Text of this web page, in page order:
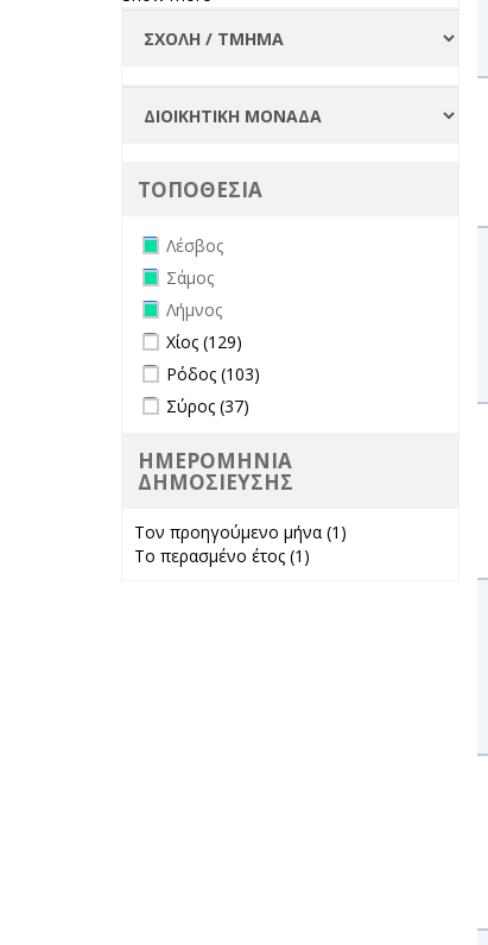
ΤΟΠΟΘΕΣΙΑ
Remove Λέσβος filter
Λέσβος
Remove Σάμος filter
Σάμος
Remove Λήμνος filter
Λήμνος
Apply Χίος filter
Χίος (129)
Apply Ρόδος filter
Ρόδος (103)
Apply Σύρος filter
Σύρος (37)
ΗΜΕΡΟΜΗΝΙΑ
ΔΗΜΟΣΙΕΥΣΗΣ
Τον προηγούμενο μήνα (1)
Το περασμένο έτος (1)